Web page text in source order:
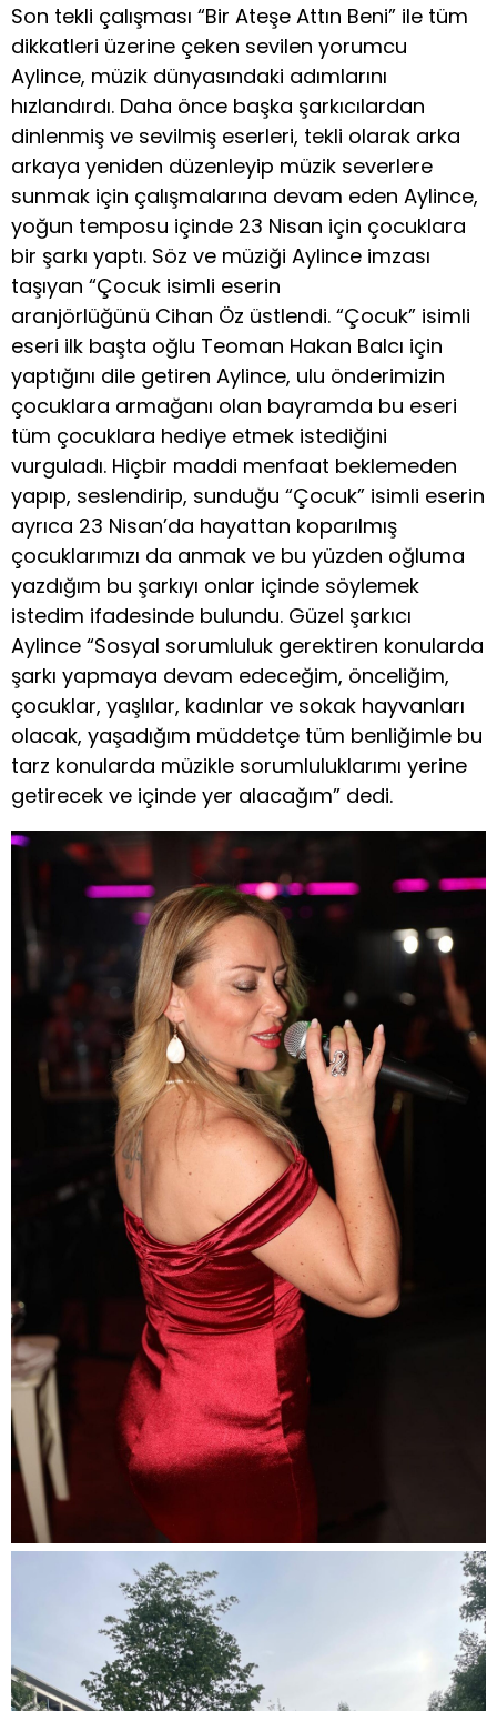
Son tekli çalışması “Bir Ateşe Attın Beni” ile tüm
dikkatleri üzerine çeken sevilen yorumcu
Aylince, müzik dünyasındaki adımlarını
hızlandırdı. Daha önce başka şarkıcılardan
dinlenmiş ve sevilmiş eserleri, tekli olarak arka
arkaya yeniden düzenleyip müzik severlere
sunmak için çalışmalarına devam eden Aylince,
yoğun temposu içinde 23 Nisan için çocuklara
bir şarkı yaptı. Söz ve müziği Aylince imzası
taşıyan “Çocuk isimli eserin
aranjörlüğünü Cihan Öz üstlendi. “Çocuk” isimli
eseri ilk başta oğlu Teoman Hakan Balcı için
yaptığını dile getiren Aylince, ulu önderimizin
çocuklara armağanı olan bayramda bu eseri
tüm çocuklara hediye etmek istediğini
vurguladı. Hiçbir maddi menfaat beklemeden
yapıp, seslendirip, sunduğu “Çocuk” isimli eserin
ayrıca 23 Nisan’da hayattan koparılmış
çocuklarımızı da anmak ve bu yüzden oğluma
yazdığım bu şarkıyı onlar içinde söylemek
istedim ifadesinde bulundu. Güzel şarkıcı
Aylince “Sosyal sorumluluk gerektiren konularda
şarkı yapmaya devam edeceğim, önceliğim,
çocuklar, yaşlılar, kadınlar ve sokak hayvanları
olacak, yaşadığım müddetçe tüm benliğimle bu
tarz konularda müzikle sorumluluklarımı yerine
getirecek ve içinde yer alacağım” dedi.